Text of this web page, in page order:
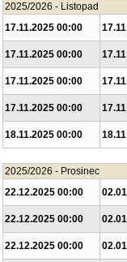
2025/2026 - Listopad
17.11.2025 00:00
17.11.2025 00:00
17.11.2025 00:00
17.11.2025 00:00
18.11.2025 00:00
2025/2026 - Prosinec
22.12.2025 00:00
22.12.2025 00:00
22.12.2025 00:00